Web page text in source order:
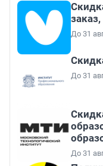
До 31
До 31
До 31